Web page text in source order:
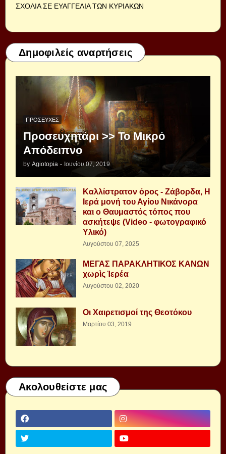
ΣΧΟΛΙΑ ΣΕ ΕΥΑΓΓΕΛΙΑ ΤΩΝ ΚΥΡΙΑΚΩΝ
Δημοφιλείς αναρτήσεις
ΠΡΟΣΕΥΧΈΣ
Προσευχητάρι >> Το Μικρό
Απόδειπνο
by Agiotopia - Ιουνίου 07, 2019
Καλλίστρατον όρος - Ζάβορδα, Η
Ιερά μονή του Αγίου Νικάνορα
και ο Θαυμαστός τόπος που
ασκήτεψε (Video - φωτογραφικό
Υλικό)
Αυγούστου 07, 2025
ΜΕΓΑΣ ΠΑΡΑΚΛΗΤΙΚΟΣ ΚΑΝΩΝ
χωρὶς Ἱερέα
Αυγούστου 02, 2020
Οι Χαιρετισμοί της Θεοτόκου
Μαρτίου 03, 2019
Ακολουθείστε μας